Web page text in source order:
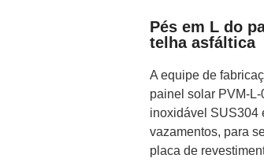
Pés em L do
telha asfáltica
A equipe de
painel solar PVM-
inoxidável SUS304
vazamentos, para
placa de